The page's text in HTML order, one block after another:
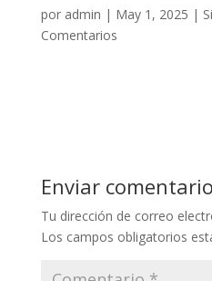
por admin | May 1, 2025 |
Comentarios
Enviar comentario
Tu dirección de correo
Los campos obligatorios